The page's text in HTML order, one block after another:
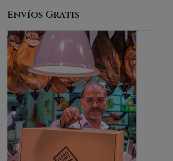
Envíos Gratis